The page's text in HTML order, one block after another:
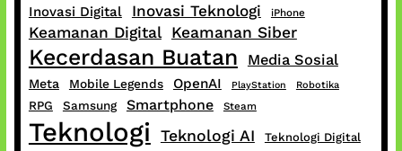
Inovasi Digital Inovasi Teknologi iPhone
Keamanan Digital Keamanan Siber
Kecerdasan Buatan Media Sosial
Meta Mobile Legends OpenAI PlayStation Robotika
RPG Samsung Smartphone Steam
Teknologi Teknologi AI Teknologi Digital